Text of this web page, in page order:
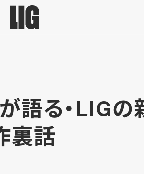
語る・LIG
裏話